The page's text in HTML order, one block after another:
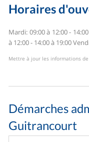
Horaires
Mardi: 09:00 à 12:00 -
à 12:00 - 14:00 à 19:00
Mettre à jour les informations
Démarches
Guitrancourt